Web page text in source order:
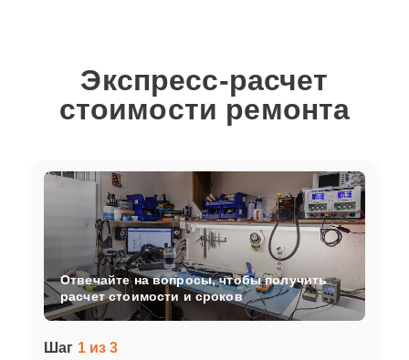
Экспресс-расчет
стоимости ремонта
Шаг 1 из 3
Отвечайте на вопросы, чтобы получить
расчет стоимости и сроков